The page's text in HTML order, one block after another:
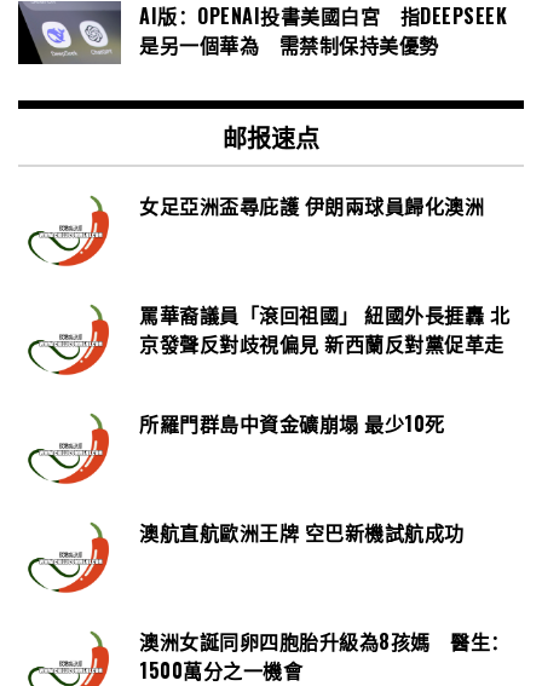
AI版：OPENAI投書美國白宮 指DEEPSEEK
是另一個華為 需禁制保持美優勢
邮报速点
女足亞洲盃尋庇護 伊朗兩球員歸化澳洲
罵華裔議員「滾回祖國」 紐國外長捱轟 北
京發聲反對歧視偏見 新西蘭反對黨促革走
所羅門群島中資金礦崩塌 最少10死
澳航直航歐洲王牌 空巴新機試航成功
澳洲女誕同卵四胞胎升級為8孩媽 醫生：
1500萬分之一機會